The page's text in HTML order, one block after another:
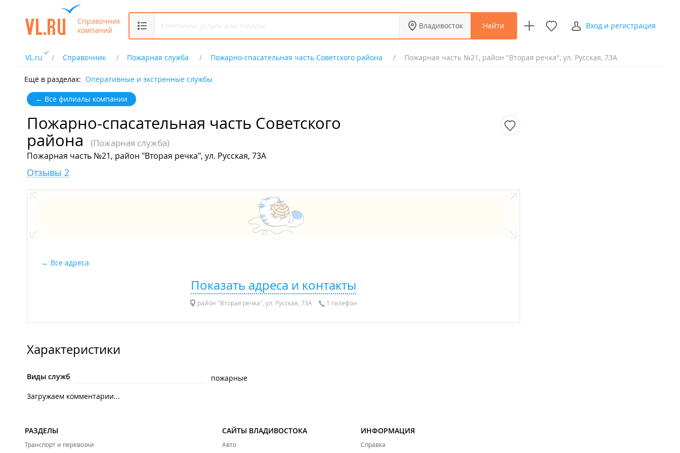
Справочник
компаний
Владивосток Найти Вход и регистрация
VL.ru Справочник Пожарная служба Пожарно-спасательная часть Советского района Пожарная часть №21, район "Вторая речка", ул. Русская, 73А
Ещё в разделах: Оперативные и экстренные службы
← Все филиалы компании
Пожарно-спасательная часть Советского
района
(Пожарная служба)
Пожарная часть №21, район "Вторая речка", ул. Русская, 73А
Отзывы 2
Все адреса
Показать адреса и контакты
район "Вторая речка", ул. Русская, 73А 1 телефон
Характеристики
Виды служб
пожарные
Загружаем комментарии...
РАЗДЕЛЫ
Транспорт и перевозки
САЙТЫ ВЛАДИВОСТОКА
Авто
ИНФОРМАЦИЯ
Справка